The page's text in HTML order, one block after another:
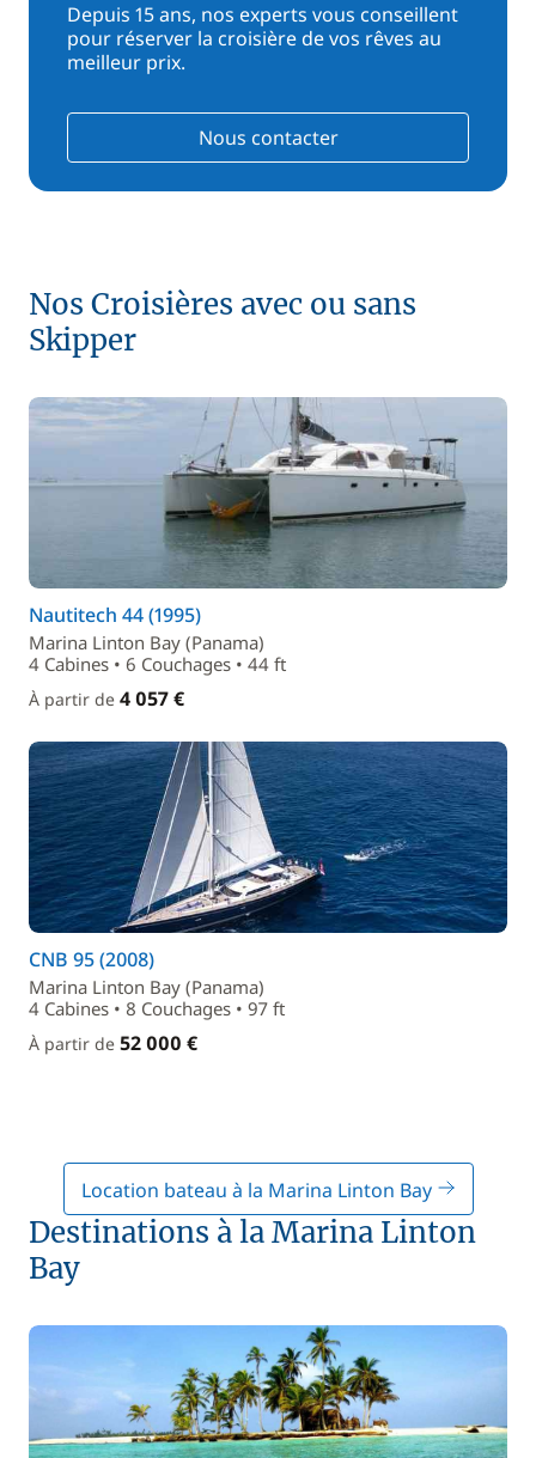
Depuis 15 ans, nos experts vous conseillent
pour réserver la croisière de vos rêves au
meilleur prix.
Nous contacter
Nos Croisières avec ou sans
Skipper
Nautitech 44 (1995)
Marina Linton Bay (Panama)
4 Cabines • 6 Couchages • 44 ft
À partir de 4 057 €
CNB 95 (2008)
Marina Linton Bay (Panama)
4 Cabines • 8 Couchages • 97 ft
À partir de 52 000 €
Location bateau à la Marina Linton Bay
Destinations à la Marina Linton
Bay